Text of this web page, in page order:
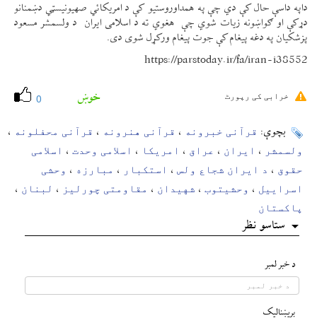
داپه داسې حال کې دي چې په همداوروستیو کې د امریکائي صهیونیسټي دښمنانو
دړکې او ګواښونه زیات شوي چې هغوي ته د اسلامی ایران د ولسمشر مسعود
پزشکیان په دغه پیغام کې جوت پیغام ورکړل شوی دی.
https://parstoday.ir/fa/iran-i38552
0 خوښ خرابی کی رپورٹ
بچوې: قرآنی خبرونه ، قرآنی هنرونه ، قرآنی محفلونه ،
ولسمشر ، ایران ، عراق ، امریکا ، اسلامی وحدت ، اسلامی
حقوق ، د ایران شجاع ولس ، استکبار ، مبارزه ، وحشی
اسراییل ، وحشیتوب ، شهیدان ، مقاومتی چورلیز ، لبنان ،
پاکستان
ستاسو نظر
د خبر لمبر
بريښناليک